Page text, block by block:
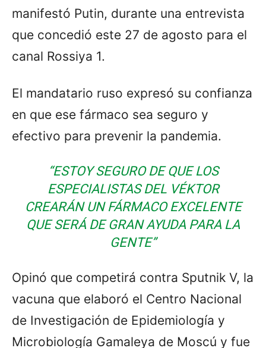
manifestó Putin, durante una entrevista
que concedió este 27 de agosto para el
canal Rossiya 1.
El mandatario ruso expresó su confianza
en que ese fármaco sea seguro y
efectivo para prevenir la pandemia.
“ESTOY SEGURO DE QUE LOS
ESPECIALISTAS DEL VÉKTOR
CREARÁN UN FÁRMACO EXCELENTE
QUE SERÁ DE GRAN AYUDA PARA LA
GENTE”
Opinó que competirá contra Sputnik V, la
vacuna que elaboró el Centro Nacional
de Investigación de Epidemiología y
Microbiología Gamaleya de Moscú y fue